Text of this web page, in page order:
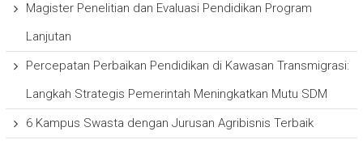
Magister Penelitian dan Evaluasi Pendidikan Program
Lanjutan
Percepatan Perbaikan Pendidikan di Kawasan Transmigrasi:
Langkah Strategis Pemerintah Meningkatkan Mutu SDM
6 Kampus Swasta dengan Jurusan Agribisnis Terbaik